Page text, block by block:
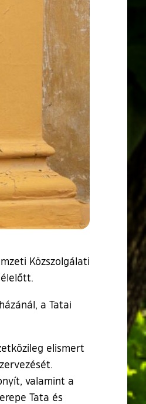
Közszolgálati
a Tatai
elismert
valamint a
Tata és